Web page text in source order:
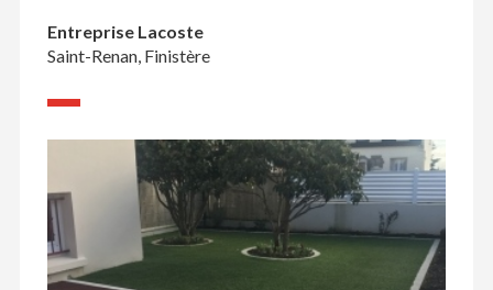
Entreprise Lacoste
Saint-Renan, Finistère